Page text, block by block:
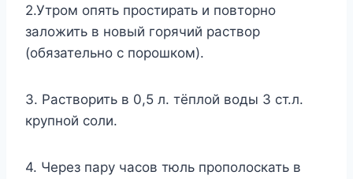
2.Утром опять простирать и повторно
заложить в новый горячий раствор
(обязательно с порошком).
3. Растворить в 0,5 л. тёплой воды 3 ст.л.
крупной соли.
4. Через пару часов тюль прополоскать в